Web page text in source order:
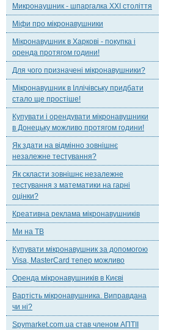
Микронаушник - шпаргалка XXI століття
Міфи про мікронавушники
Мікронавушник в Харкові - покупка і
оренда протягом години!
Для чого призначені мікронавушники?
Мікронавушник в Іллічівську придбати
стало ще простіше!
Купувати і орендувати мікронавушники
в Донецьку можливо протягом години!
Як здати на відмінно зовнішнє
незалежне тестування?
Як скласти зовнішнє незалежне
тестування з математики на гарні
оцінки?
Креативна реклама мікронавушників
Ми на ТВ
Купувати мікронавушник за допомогою
Visa, MasterCard тепер можливо
Оренда мікронавушників в Києві
Вартість мікронавушника. Виправдана
чи ні?
Spymarket.com.ua став членом АПТІІ